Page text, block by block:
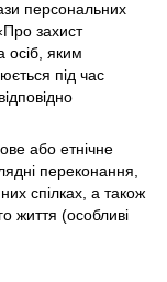
персональних
захист
осіб, яким
під час
або етнічне
переконання,
спілках, а також
життя (особливі